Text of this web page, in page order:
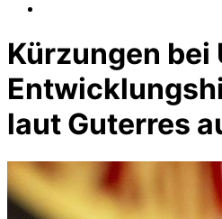
Kürzungen bei
laut Guterres